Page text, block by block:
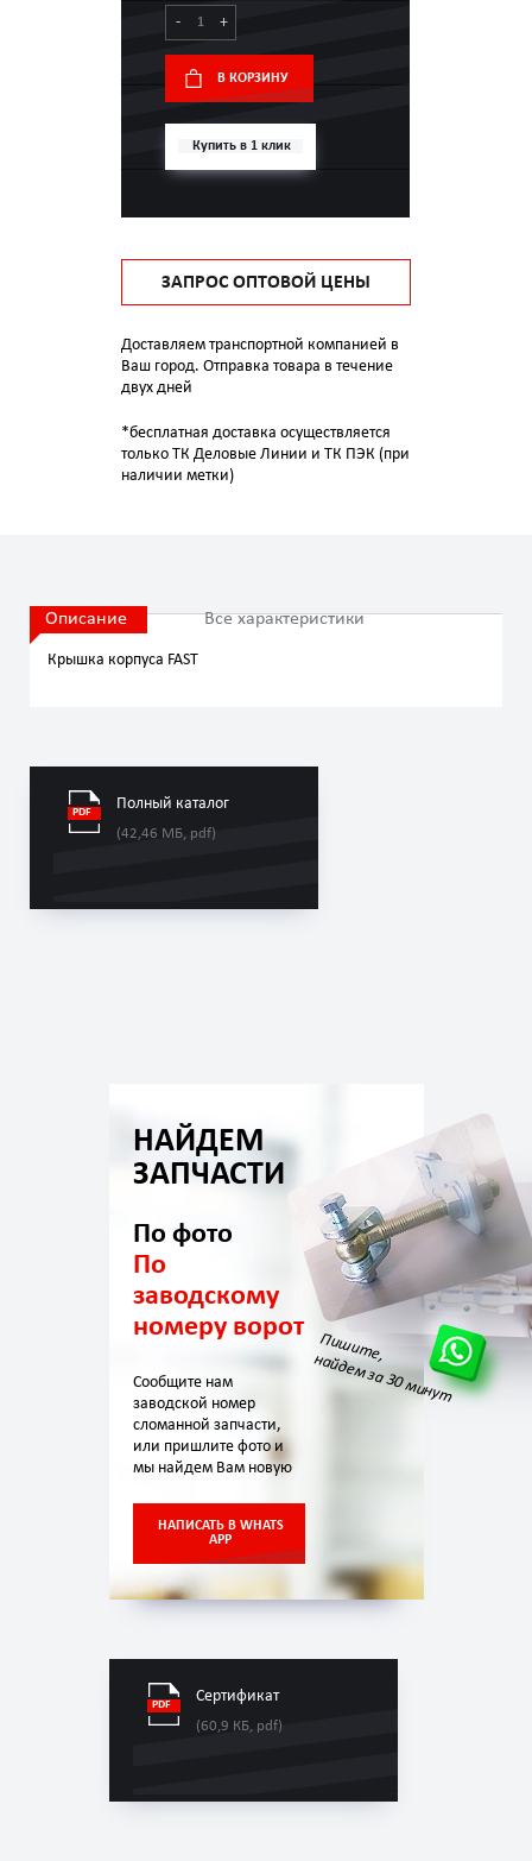
- +
В КОРЗИНУ
Купить в 1 клик
ЗАПРОС ОПТОВОЙ ЦЕНЫ
Доставляем транспортной компанией в
Ваш город. Отправка товара в течение
двух дней
*бесплатная доставка осуществляется
только ТК Деловые Линии и ТК ПЭК (при
наличии метки)
НАЙДЕМ
ЗАПЧАСТИ
По фото
По
заводскому
номеру ворот
Сообщите нам
заводской номер
сломанной запчасти,
или пришлите фото и
мы найдем Вам новую
НАПИСАТЬ В WHATS
APP
Пишите,
найдем за 30 минут
Сертификат
(60,9 КБ, pdf)
Описание Все характеристики
Крышка корпуса FAST
Полный каталог
(42,46 МБ, pdf)